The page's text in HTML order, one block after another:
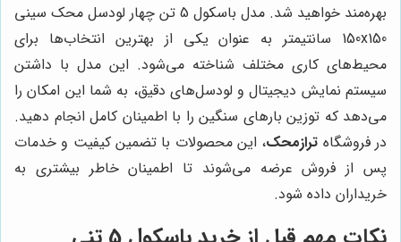
بهره‌مند خواهید شد. مدل باسکول 5 تن چهار لودسل محک سینی
150x150 سانتیمتر به عنوان یکی از بهترین انتخاب‌ها برای
محیط‌های کاری مختلف شناخته می‌شود. این مدل با داشتن
سیستم نمایش دیجیتال و لودسل‌های دقیق، به شما این امکان را
می‌دهد که توزین بارهای سنگین را با اطمینان کامل انجام دهید.
در فروشگاه ترازمحک، این محصولات با تضمین کیفیت و خدمات
پس از فروش عرضه می‌شوند تا اطمینان خاطر بیشتری به
خریداران داده شود.